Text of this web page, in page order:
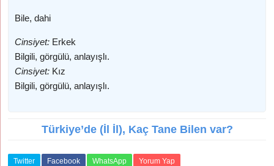
Bile, dahi
Cinsiyet: Erkek
Bilgili, görgülü, anlayışlı.
Cinsiyet: Kız
Bilgili, görgülü, anlayışlı.
Türkiye’de (İl İl), Kaç Tane Bilen var?
Twitter Facebook WhatsApp Yorum Yap